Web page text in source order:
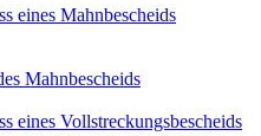
eines Mahnbescheids
Mahnbescheids
eines Vollstreckungsbescheids